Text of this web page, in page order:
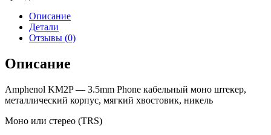
Описание
Детали
Отзывы (0)
Описание
Amphenol KM2P — 3.5mm Phone кабельный моно штекер,
металлический корпус, мягкий хвостовик, никель
Моно или стерео (TRS)